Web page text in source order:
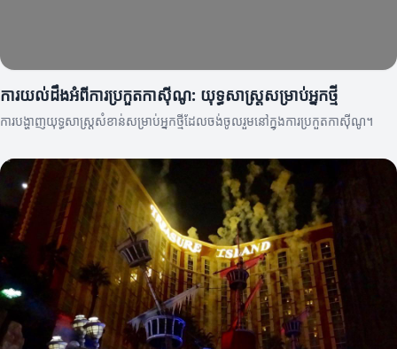
ការយល់ដឹងអំពីការប្រកួតកាស៊ីណូ: យុទ្ធសាស្រ្តសម្រាប់អ្នកថ្មី
ការបង្ហាញយុទ្ធសាស្រ្តសំខាន់សម្រាប់អ្នកថ្មីដែលចង់ចូលរួមនៅក្នុងការប្រកួតកាស៊ីណូ។